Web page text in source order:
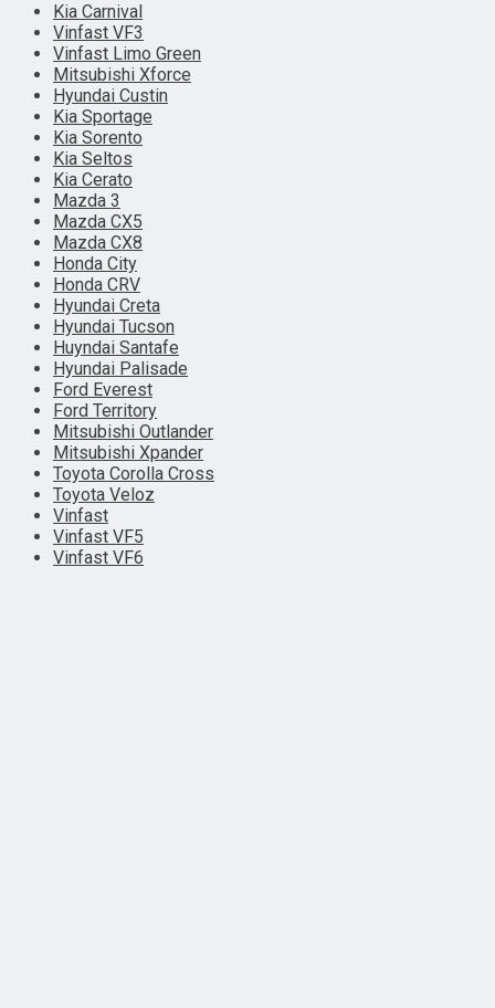
Kia Carnival
Vinfast VF3
Vinfast Limo Green
Mitsubishi Xforce
Hyundai Custin
Kia Sportage
Kia Sorento
Kia Seltos
Kia Cerato
Mazda 3
Mazda CX5
Mazda CX8
Honda City
Honda CRV
Hyundai Creta
Hyundai Tucson
Huyndai Santafe
Hyundai Palisade
Ford Everest
Ford Territory
Mitsubishi Outlander
Mitsubishi Xpander
Toyota Corolla Cross
Toyota Veloz
Vinfast
Vinfast VF5
Vinfast VF6